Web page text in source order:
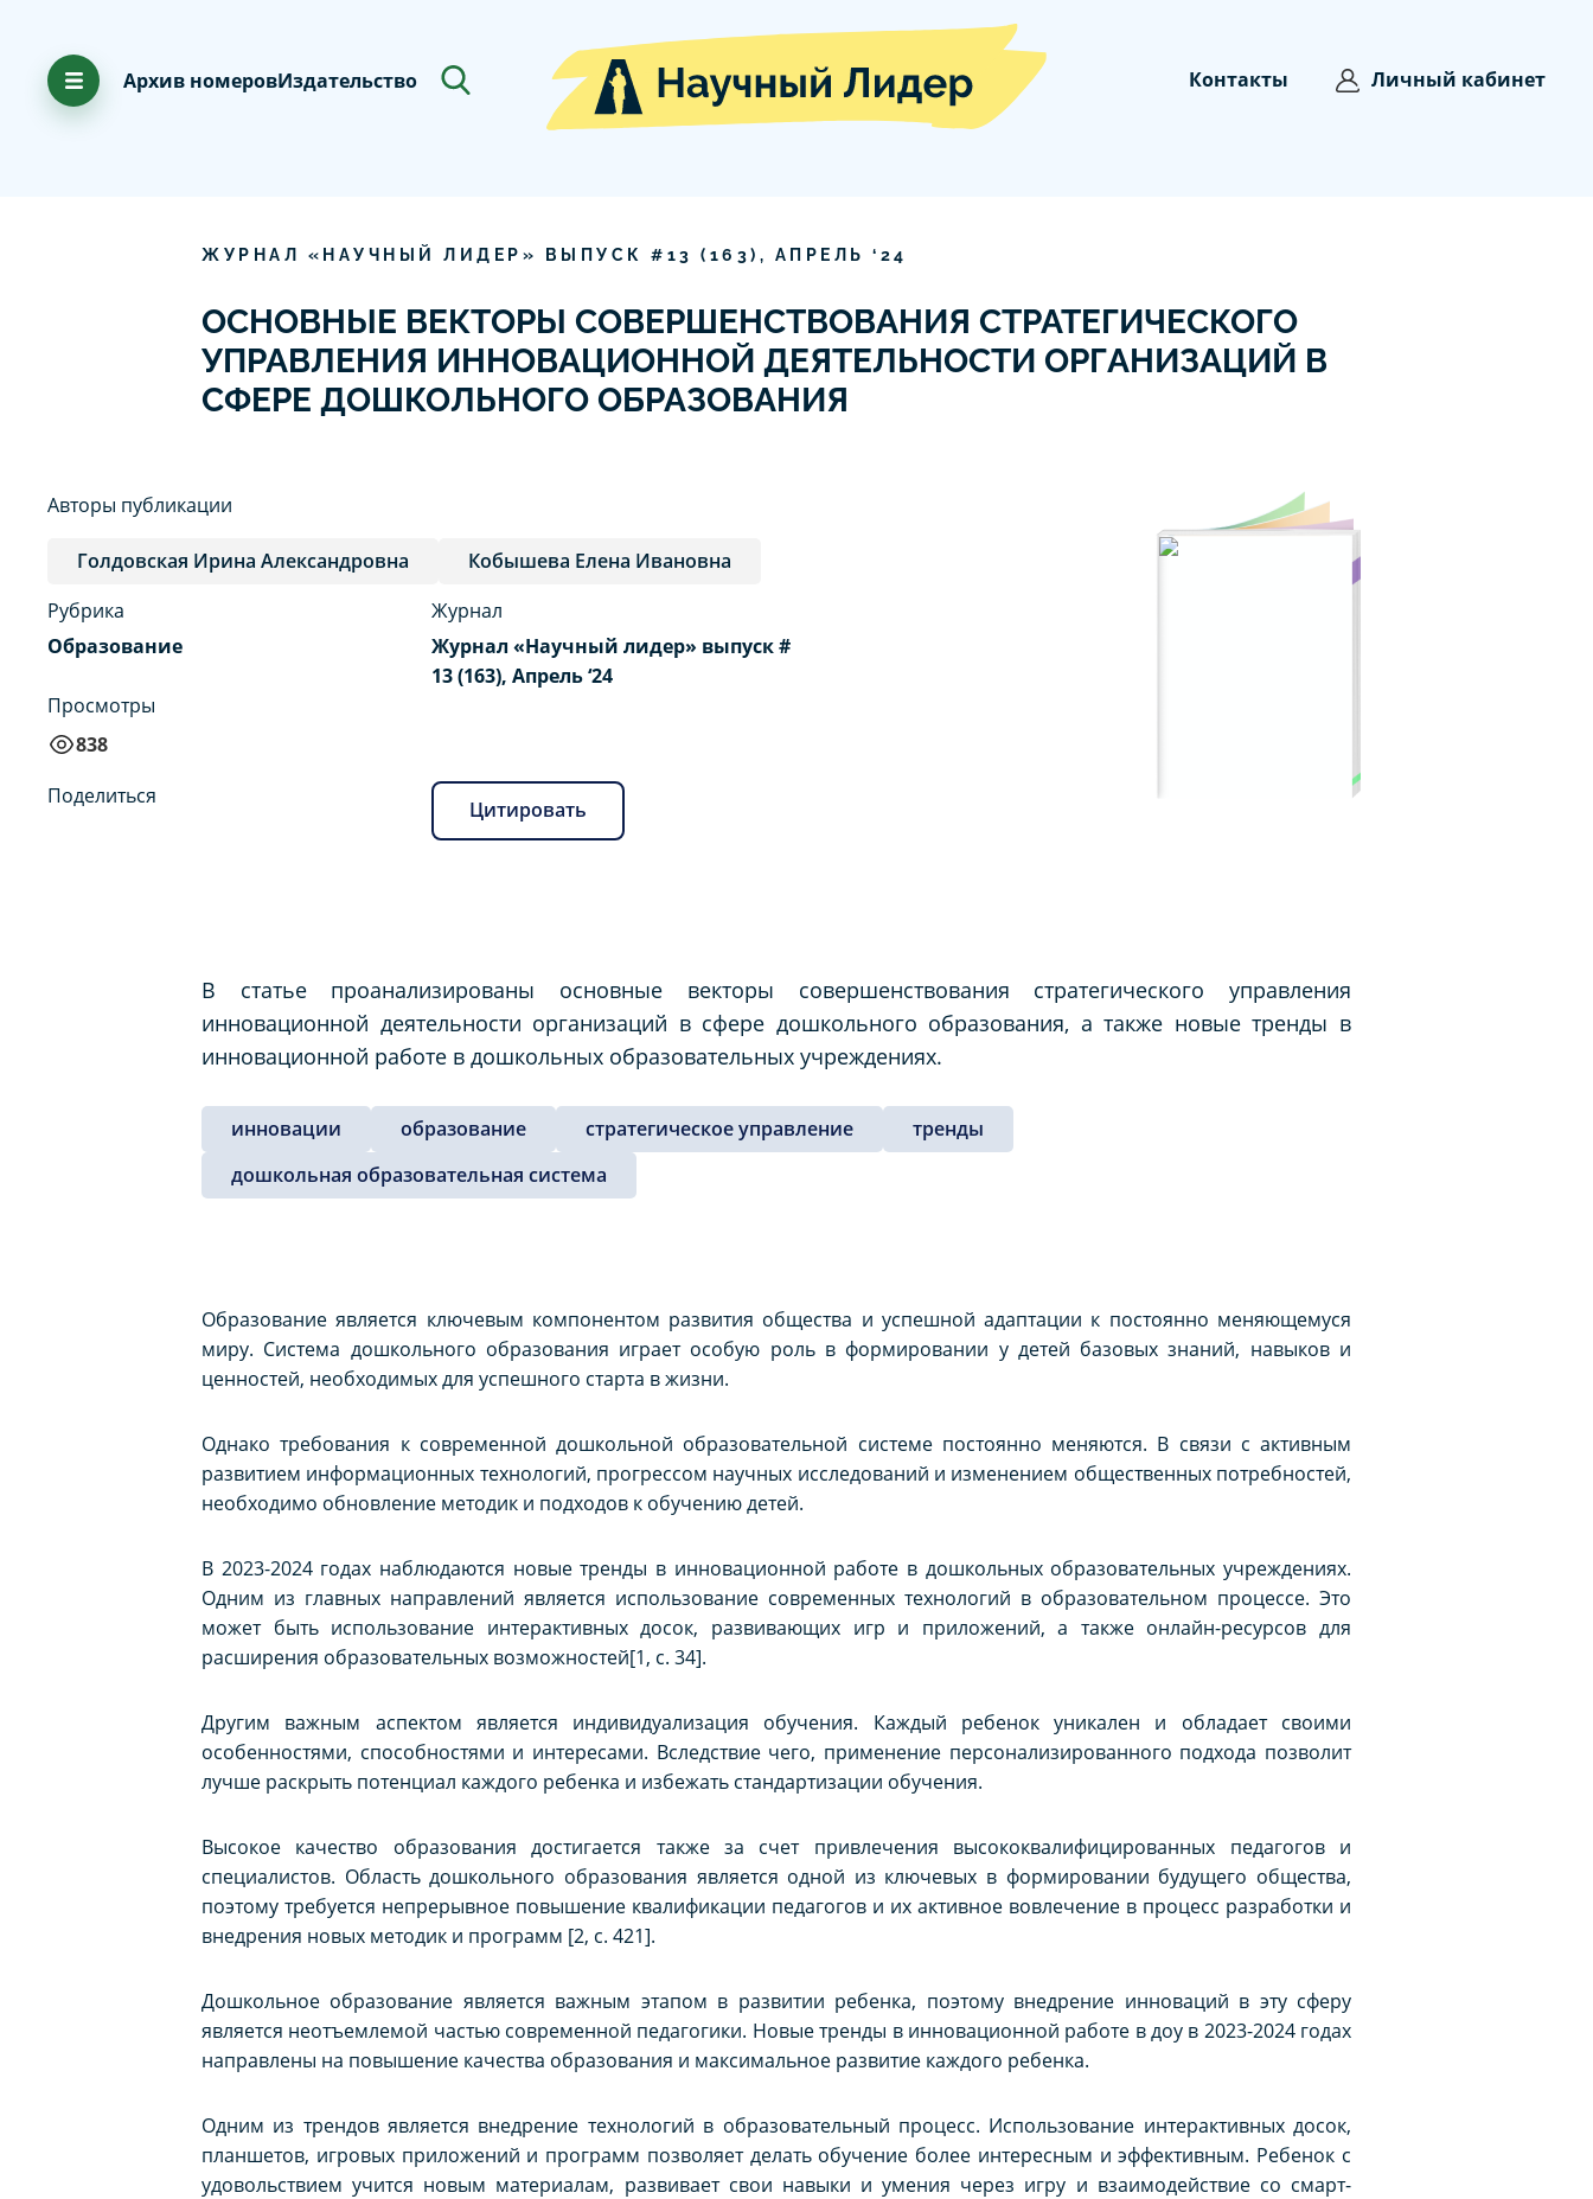
Архив номеровИздательство Контакты Личный кабинет
ЖУРНАЛ «НАУЧНЫЙ ЛИДЕР» ВЫПУСК # 13 ( 163), АПРЕЛЬ ‘ 24
ОСНОВНЫЕ ВЕКТОРЫ СОВЕРШЕНСТВОВАНИЯ СТРАТЕГИЧЕСКОГО
УПРАВЛЕНИЯ ИННОВАЦИОННОЙ ДЕЯТЕЛЬНОСТИ ОРГАНИЗАЦИЙ В
СФЕРЕ ДОШКОЛЬНОГО ОБРАЗОВАНИЯ
Авторы публикации
Голдовская Ирина Александровна
Кобышева Елена Ивановна
Рубрика
Образование
Просмотры
838
Журнал
Журнал «Научный лидер» выпуск #
13 (163), Апрель ‘24
Поделиться
Цитировать
В статье проанализированы основные векторы совершенствования стратегического управления
инновационной деятельности организаций в сфере дошкольного образования, а также новые тренды в
инновационной работе в дошкольных образовательных учреждениях.
инновации образование стратегическое управление
тренды
дошкольная образовательная система
Образование является ключевым компонентом развития общества и успешной адаптации к постоянно меняющемуся
миру. Система дошкольного образования играет особую роль в формировании у детей базовых знаний, навыков и
ценностей, необходимых для успешного старта в жизни.
Однако требования к современной дошкольной образовательной системе постоянно меняются. В связи с активным
развитием информационных технологий, прогрессом научных исследований и изменением общественных потребностей,
необходимо обновление методик и подходов к обучению детей.
В 2023-2024 годах наблюдаются новые тренды в инновационной работе в дошкольных образовательных учреждениях.
Одним из главных направлений является использование современных технологий в образовательном процессе. Это
может быть использование интерактивных досок, развивающих игр и приложений, а также онлайн-ресурсов для
расширения образовательных возможностей[1, с. 34].
Другим важным аспектом является индивидуализация обучения. Каждый ребенок уникален и обладает своими
особенностями, способностями и интересами. Вследствие чего, применение персонализированного подхода позволит
лучше раскрыть потенциал каждого ребенка и избежать стандартизации обучения.
Высокое качество образования достигается также за счет привлечения высококвалифицированных педагогов и
специалистов. Область дошкольного образования является одной из ключевых в формировании будущего общества,
поэтому требуется непрерывное повышение квалификации педагогов и их активное вовлечение в процесс разработки и
внедрения новых методик и программ [2, с. 421].
Дошкольное образование является важным этапом в развитии ребенка, поэтому внедрение инноваций в эту сферу
является неотъемлемой частью современной педагогики. Новые тренды в инновационной работе в доу в 2023-2024 годах
направлены на повышение качества образования и максимальное развитие каждого ребенка.
Одним из трендов является внедрение технологий в образовательный процесс. Использование интерактивных досок,
планшетов, игровых приложений и программ позволяет делать обучение более интересным и эффективным. Ребенок с
удовольствием учится новым материалам, развивает свои навыки и умения через игру и взаимодействие со смарт-